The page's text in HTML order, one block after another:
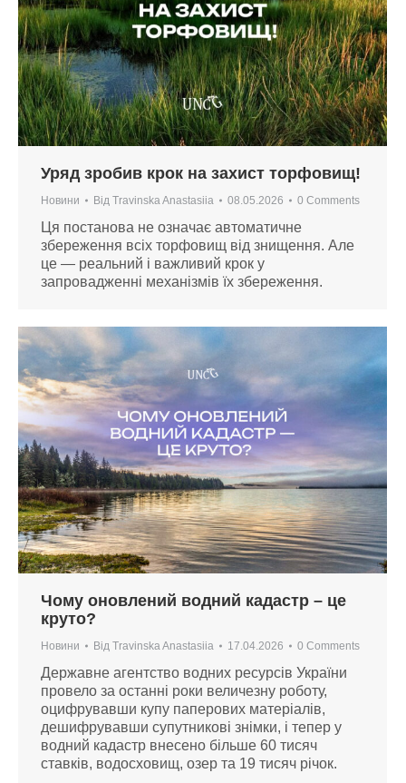
Уряд зробив крок на захист торфовищ!
Новини Від Travinska Anastasiia 08.05.2026 0 Comments
Ця постанова не означає автоматичне
збереження всіх торфовищ від знищення. Але
це — реальний і важливий крок у
запровадженні механізмів їх збереження.
Чому оновлений водний кадастр – це
круто?
Новини Від Travinska Anastasiia 17.04.2026 0 Comments
Державне агентство водних ресурсів України
провело за останні роки величезну роботу,
оцифрувавши купу паперових матеріалів,
дешифрувавши супутникові знімки, і тепер у
водний кадастр внесено більше 60 тисяч
ставків, водосховищ, озер та 19 тисяч річок.